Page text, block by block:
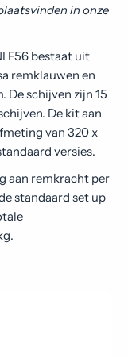
in onze
F56 bestaat uit
remklauwen en
De schijven zijn 15
De kit aan
van 320 x
versies.
aan remkracht per
standaard set up